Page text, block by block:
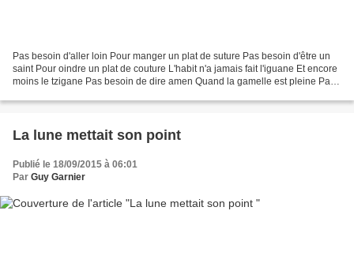
Pas besoin d'aller loin Pour manger un plat de suture Pas besoin d'être un
saint Pour oindre un plat de couture L'habit n'a jamais fait l'iguane Et encore
moins le tzigane Pas besoin de dire amen Quand la gamelle est pleine Pas
La lune mettait son point
Publié le 18/09/2015 à 06:01
Par Guy Garnier